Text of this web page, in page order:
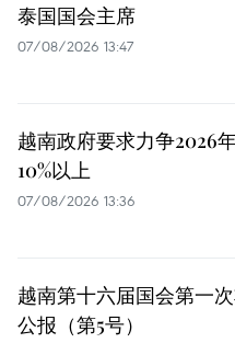
泰国国会主席
07/08/2026 13:47
越南政府要求力争2026
10%以上
07/08/2026 13:36
越南第十六届国会第一
公报（第5号）